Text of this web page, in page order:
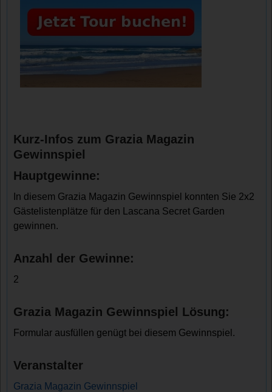
Kurz-Infos zum Grazia Magazin
Gewinnspiel
Hauptgewinne:
In diesem Grazia Magazin Gewinnspiel konnten Sie 2x2
Gästelistenplätze für den Lascana Secret Garden
gewinnen.
Anzahl der Gewinne:
2
Grazia Magazin Gewinnspiel Lösung:
Formular ausfüllen genügt bei diesem Gewinnspiel.
Veranstalter
Grazia Magazin Gewinnspiel